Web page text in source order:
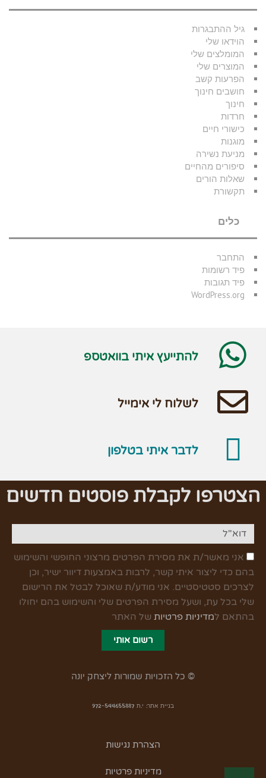
גיל ההתבגרות
הוידאו שלי
המומלצים שלי
המוצרים שלי
הפרעות קשב
חושבים חינוך
חינוך
חרדות
כישורי חיים
מוגנות
מניעת נשירה
סיפורים מהחיים
שאלות הורים
תקשורת
כלים
התחבר
פיד רשומות
פיד תגובות
WordPress.org
להתייעץ איתי בוואטספ
לשלוח לי אימייל
לדבר איתי בטלפון
הצטרפו לקבלת פוסטים חדשים
אני מאשר/ת את מסירת הפרטים מרצוני החופשי והשימוש
בהם כדי ליצור איתי קשר, לרבות באמצעות דיוור ישיר, וכן
לצרכים סטטיסטיים. אני מודע/ת שאוכל לבטל את הרישום
שלי בכל עת, ושעל מסירת הפרטים שלי והשימוש בהם יחולו
בהתאם למדיניות פרטיות של האתר
רשום אותי
© כל הזכויות שמורות ליצחק יונה
בניית אתר: י.ת 972-544655887
הצהרת נגישות
מדיניות פרטיות